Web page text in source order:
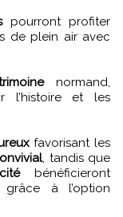
pourront profiter
de plein air avec
normand,
l’histoire et les
favorisant les
, tandis que
bénéficieront
grâce à l’option